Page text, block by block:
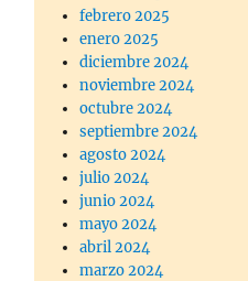
febrero 2025
enero 2025
diciembre 2024
noviembre 2024
octubre 2024
septiembre 2024
agosto 2024
julio 2024
junio 2024
mayo 2024
abril 2024
marzo 2024